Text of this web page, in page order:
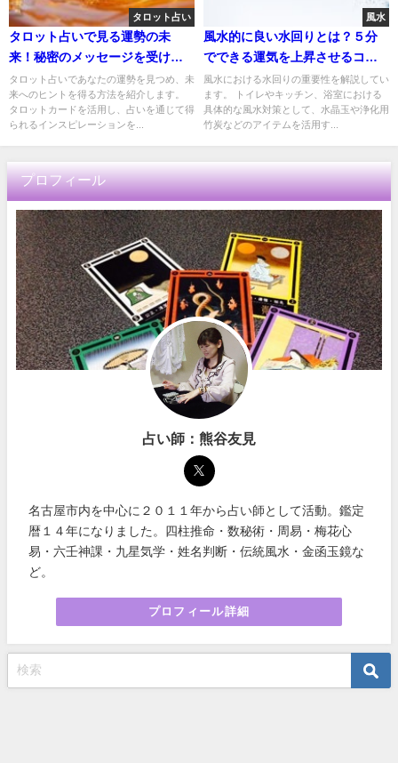
タロット占い
タロット占いで見る運勢の未
来！秘密のメッセージを受け取
ろう
タロット占いであなたの運勢を見つめ、未
来へのヒントを得る方法を紹介します。
タロットカードを活用し、占いを通じて得
られるインスピレーションを...
風水
風水的に良い水回りとは？５分
でできる運気を上昇させるコツ
を解説
風水における水回りの重要性を解説してい
ます。 トイレやキッチン、浴室における
具体的な風水対策として、水晶玉や浄化用
竹炭などのアイテムを活用す...
プロフィール
占い師：熊谷友見
名古屋市内を中心に２０１１年から占い師として活動。鑑定
暦１４年になりました。四柱推命・数秘術・周易・梅花心
易・六壬神課・九星気学・姓名判断・伝統風水・金函玉鏡な
ど。
プロフィール詳細